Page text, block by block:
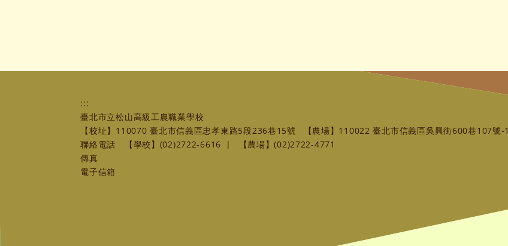
:::
臺北市立松山高級工農職業學校
【校址】110070 臺北市信義區忠孝東路5段236巷15號
【農場】110022 臺北市信義區吳興街600巷107號-1
聯絡電話
【學校】(02)2722-6616 |
【農場】(02)2722-4771
傳真
電子信箱